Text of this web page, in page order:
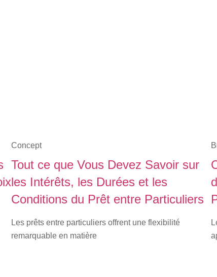
Concept
Tout ce que Vous Devez Savoir sur
les Intérêts, les Durées et les
Conditions du Prêt entre Particuliers
Les prêts entre particuliers offrent une flexibilité
remarquable en matière